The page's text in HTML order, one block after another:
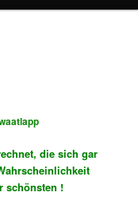
die sich gar
schönsten !